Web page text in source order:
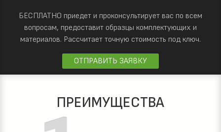
БЕСПЛАТНО приедет и проконсультирует вас по всем
вопросам, предоставит образцы комплектующих и
материалов. Рассчитает точную стоимость под ключ.
ОТПРАВИТЬ ЗАЯВКУ
ПРЕИМУЩЕСТВА